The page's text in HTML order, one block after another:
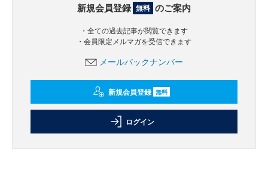
新規会員登録 無料 のご案内
・全ての過去記事が閲覧できます
・会員限定メルマガを受信できます
メールバックナンバー
新規会員登録 無料
ログイン